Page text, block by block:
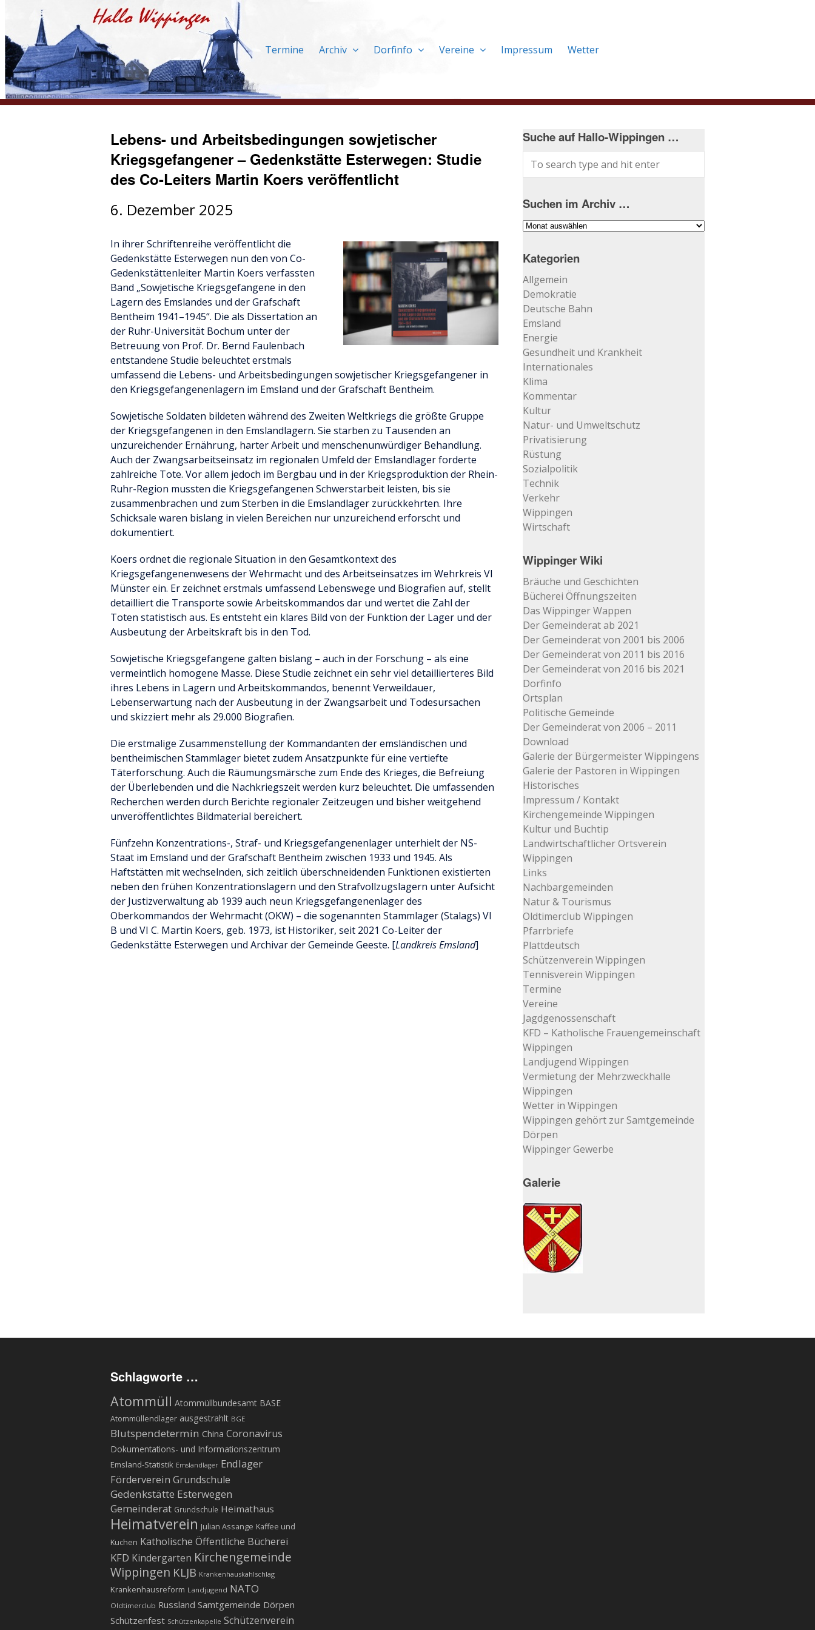
Termine Archiv Dorfinfo Vereine Impressum Wetter
Lebens- und Arbeitsbedingungen sowjetischer
Kriegsgefangener – Gedenkstätte Esterwegen: Studie
des Co-Leiters Martin Koers veröffentlicht
6. Dezember 2025
In ihrer Schriftenreihe veröffentlicht die
Gedenkstätte Esterwegen nun den von Co-
Gedenkstättenleiter Martin Koers verfassten
Band „Sowjetische Kriegsgefangene in den
Lagern des Emslandes und der Grafschaft
Bentheim 1941–1945“. Die als Dissertation an
der Ruhr-Universität Bochum unter der
Betreuung von Prof. Dr. Bernd Faulenbach
entstandene Studie beleuchtet erstmals
umfassend die Lebens- und Arbeitsbedingungen sowjetischer Kriegsgefangener in
den Kriegsgefangenenlagern im Emsland und der Grafschaft Bentheim.
Sowjetische Soldaten bildeten während des Zweiten Weltkriegs die größte Gruppe
der Kriegsgefangenen in den Emslandlagern. Sie starben zu Tausenden an
unzureichender Ernährung, harter Arbeit und menschenunwürdiger Behandlung.
Auch der Zwangsarbeitseinsatz im regionalen Umfeld der Emslandlager forderte
zahlreiche Tote. Vor allem jedoch im Bergbau und in der Kriegsproduktion der Rhein-
Ruhr-Region mussten die Kriegsgefangenen Schwerstarbeit leisten, bis sie
zusammenbrachen und zum Sterben in die Emslandlager zurückkehrten. Ihre
Schicksale waren bislang in vielen Bereichen nur unzureichend erforscht und
dokumentiert.
Koers ordnet die regionale Situation in den Gesamtkontext des
Kriegsgefangenenwesens der Wehrmacht und des Arbeitseinsatzes im Wehrkreis VI
Münster ein. Er zeichnet erstmals umfassend Lebenswege und Biografien auf, stellt
detailliert die Transporte sowie Arbeitskommandos dar und wertet die Zahl der
Toten statistisch aus. Es entsteht ein klares Bild von der Funktion der Lager und der
Ausbeutung der Arbeitskraft bis in den Tod.
Sowjetische Kriegsgefangene galten bislang – auch in der Forschung – als eine
vermeintlich homogene Masse. Diese Studie zeichnet ein sehr viel detaillierteres Bild
ihres Lebens in Lagern und Arbeitskommandos, benennt Verweildauer,
Lebenserwartung nach der Ausbeutung in der Zwangsarbeit und Todesursachen
und skizziert mehr als 29.000 Biografien.
Die erstmalige Zusammenstellung der Kommandanten der emsländischen und
bentheimischen Stammlager bietet zudem Ansatzpunkte für eine vertiefte
Täterforschung. Auch die Räumungsmärsche zum Ende des Krieges, die Befreiung
der Überlebenden und die Nachkriegszeit werden kurz beleuchtet. Die umfassenden
Recherchen werden durch Berichte regionaler Zeitzeugen und bisher weitgehend
unveröffentlichtes Bildmaterial bereichert.
Fünfzehn Konzentrations-, Straf- und Kriegsgefangenenlager unterhielt der NS-
Staat im Emsland und der Grafschaft Bentheim zwischen 1933 und 1945. Als
Haftstätten mit wechselnden, sich zeitlich überschneidenden Funktionen existierten
neben den frühen Konzentrationslagern und den Strafvollzugslagern unter Aufsicht
der Justizverwaltung ab 1939 auch neun Kriegsgefangenenlager des
Oberkommandos der Wehrmacht (OKW) – die sogenannten Stammlager (Stalags) VI
B und VI C. Martin Koers, geb. 1973, ist Historiker, seit 2021 Co-Leiter der
Gedenkstätte Esterwegen und Archivar der Gemeinde Geeste. [Landkreis Emsland]
Suche auf Hallo-Wippingen …
Suchen im Archiv …
Suchen
Archiv
Kategorien
Allgemein
Demokratie
Deutsche Bahn
Emsland
Energie
Gesundheit und Krankheit
Internationales
Klima
Kommentar
Kultur
Natur- und Umweltschutz
Privatisierung
Rüstung
Sozialpolitik
Technik
Verkehr
Wippingen
Wirtschaft
Wippinger Wiki
Bräuche und Geschichten
Bücherei Öffnungszeiten
Das Wippinger Wappen
Der Gemeinderat ab 2021
Der Gemeinderat von 2001 bis 2006
Der Gemeinderat von 2011 bis 2016
Der Gemeinderat von 2016 bis 2021
Dorfinfo
Ortsplan
Politische Gemeinde
Der Gemeinderat von 2006 – 2011
Download
Galerie der Bürgermeister Wippingens
Galerie der Pastoren in Wippingen
Historisches
Impressum / Kontakt
Kirchengemeinde Wippingen
Kultur und Buchtip
Landwirtschaftlicher Ortsverein
Wippingen
Links
Nachbargemeinden
Natur & Tourismus
Oldtimerclub Wippingen
Pfarrbriefe
Plattdeutsch
Schützenverein Wippingen
Tennisverein Wippingen
Termine
Vereine
Jagdgenossenschaft
KFD – Katholische Frauengemeinschaft
Wippingen
Landjugend Wippingen
Vermietung der Mehrzweckhalle
Wippingen
Wetter in Wippingen
Wippingen gehört zur Samtgemeinde
Dörpen
Wippinger Gewerbe
Galerie
Schlagworte …
Atommüll Atommüllbundesamt BASE
Atommüllendlager ausgestrahlt BGE
Blutspendetermin China Coronavirus
Dokumentations- und Informationszentrum
Emsland-Statistik Emslandlager Endlager
Förderverein Grundschule
Gedenkstätte Esterwegen
Gemeinderat Grundschule Heimathaus
Heimatverein Julian Assange Kaffee und
Kuchen Katholische Öffentliche Bücherei
KFD Kindergarten Kirchengemeinde
Wippingen KLJB Krankenhauskahlschlag
Krankenhausreform Landjugend NATO
Oldtimerclub Russland Samtgemeinde Dörpen
Schützenfest Schützenkapelle Schützenverein